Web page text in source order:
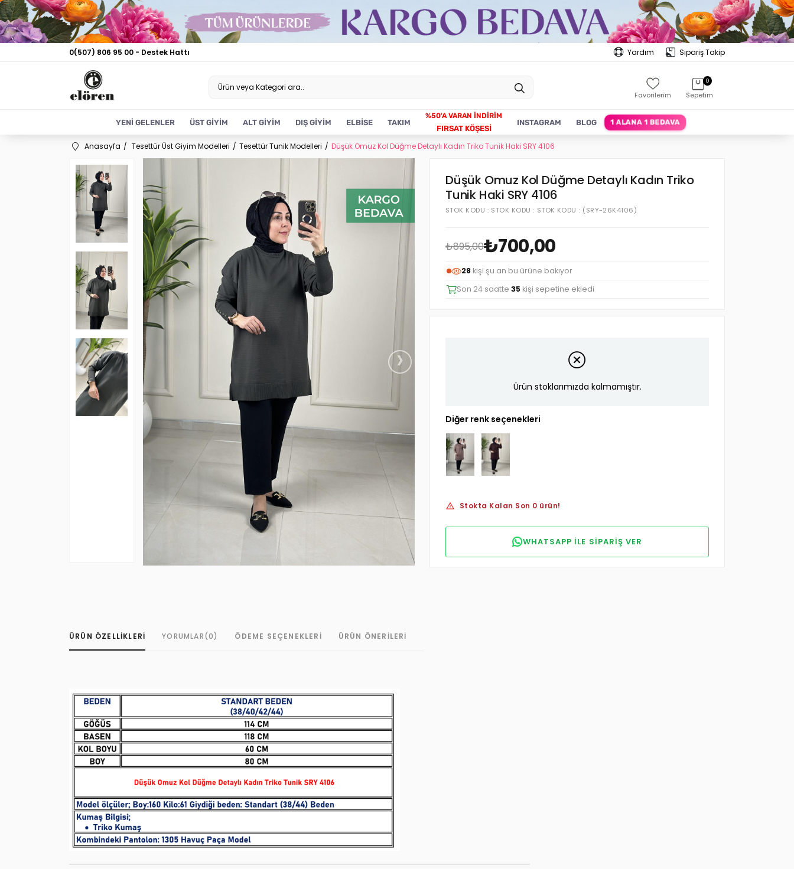
0(507) 806 95 00 - Destek Hattı Yardım Sipariş Takip
Sepetim
0
Favorilerim
YENİ GELENLER ÜST GİYİM ALT GİYİM DIŞ GİYİM ELBİSE TAKIM
FIRSAT KÖŞESİ
INSTAGRAM BLOG 1 ALANA 1 BEDAVA
Anasayfa Tesettür Üst Giyim Modelleri Tesettür Tunik Modelleri Düşük Omuz Kol Düğme Detaylı Kadın Triko Tunik Haki SRY 4106
›
Düşük Omuz Kol Düğme Detaylı Kadın Triko
Tunik Haki SRY 4106
(SRY-26K4106)
STOK KODU STOK KODU STOK KODU
₺895,00₺700,00
28 kişi şu an bu ürüne bakıyor
Son 24 saatte 35 kişi sepetine ekledi
Ürün stoklarımızda kalmamıştır.
Diğer renk seçenekleri
Stokta Kalan Son 0 ürün!
WHATSAPP ILE SIPARIŞ VER
ÜRÜN ÖZELLIKLERI YORUMLAR(0) ÖDEME SEÇENEKLERI ÜRÜN ÖNERILERI